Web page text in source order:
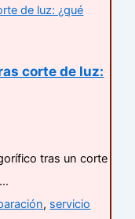
corte de luz:
tras un corte
, servicio